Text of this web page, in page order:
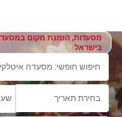
מסעדות, הזמנת מקום
בישראל